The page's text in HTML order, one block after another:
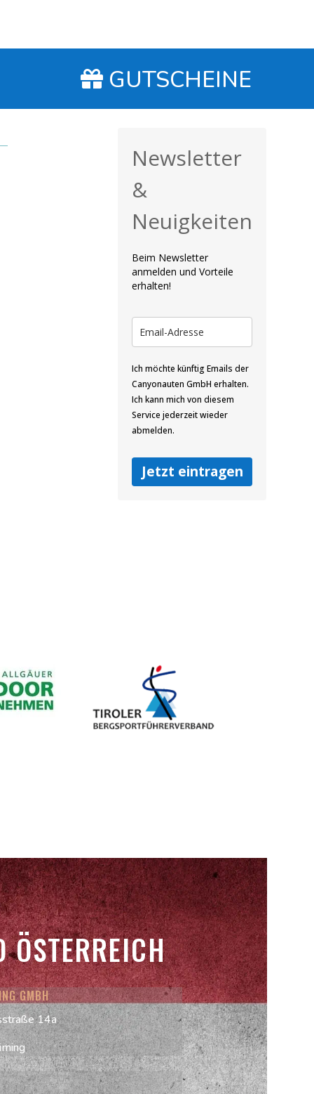
schon das 3.
unterwegs
GUTSCHEINE
Newsletter
&
Neuigkeiten
Beim Newsletter
anmelden und Vorteile
erhalten!
Ich möchte künftig Emails der
Canyonauten GmbH erhalten.
Ich kann mich von diesem
Service jederzeit wieder
abmelden.
Jetzt eintragen
ÖSTERREICH
GMBH
14a